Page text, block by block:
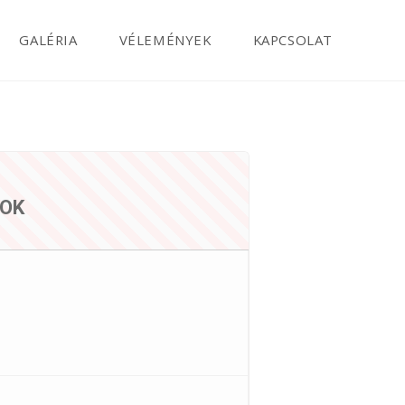
GALÉRIA VÉLEMÉNYEK KAPCSOLAT